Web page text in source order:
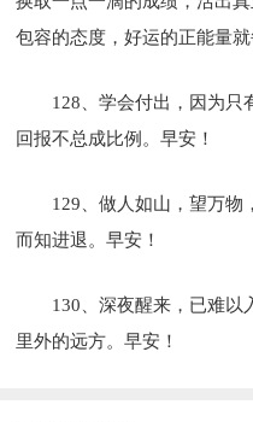
包容的态度，好运的正能量
128、学会付出，因为只
回报不总成比例。早安！
129、做人如山，望万物
而知进退。早安！
130、深夜醒来，已难以
里外的远方。早安！